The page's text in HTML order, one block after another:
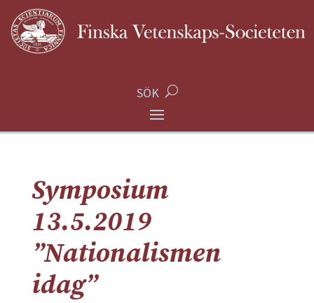
SÖK
Symposium
13.5.2019
”Nationalismen
idag”